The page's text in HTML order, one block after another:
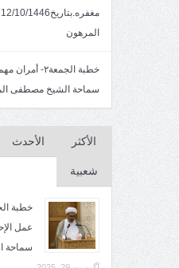
المرهون
سماحة الشيخ مصطفى
الأكثر
شعبية
الأحدث
سماحة